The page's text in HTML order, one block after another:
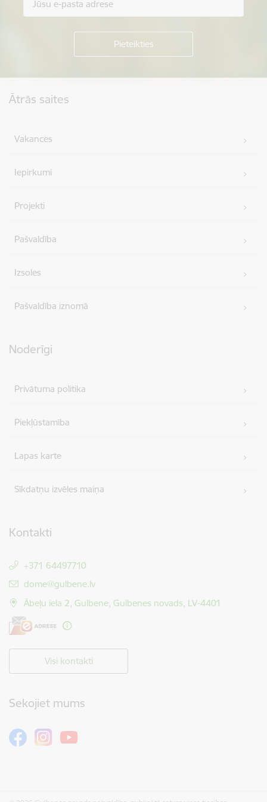
Ātrās saites
Vakances
Iepirkumi
Projekti
Pašvaldība
Izsoles
Pašvaldība iznomā
Noderīgi
Privātuma politika
Piekļūstamība
Lapas karte
Sīkdatņu izvēles maiņa
Kontakti
+371 64497710
E-pasts:
dome@gulbene.lv
Ābeļu iela 2, Gulbene, Gulbenes novads, LV-4401
Visi kontakti
Sekojiet mums